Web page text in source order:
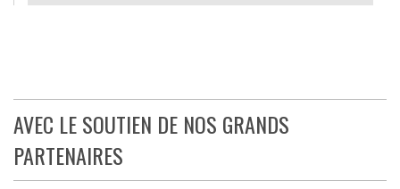
AVEC LE SOUTIEN DE NOS GRANDS
PARTENAIRES